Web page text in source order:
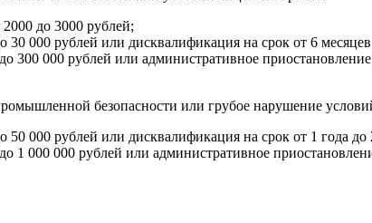
до 3000 рублей;
000 рублей или дисквалификация на срок от 6 месяцев
000 рублей или административное приостановление
безопасности или грубое нарушение
000 рублей или дисквалификация на срок от 1 года до
000 000 рублей или административное